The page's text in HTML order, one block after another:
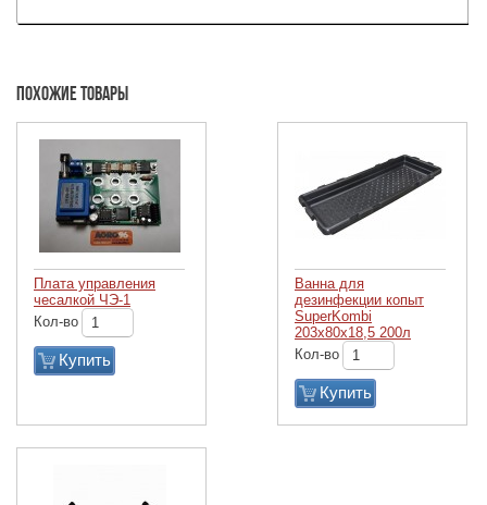
Похожие товары
Плата управления
чесалкой ЧЭ-1
Кол-во
Купить
Ванна для
дезинфекции копыт
SuperKombi
203х80х18,5 200л
Кол-во
Купить